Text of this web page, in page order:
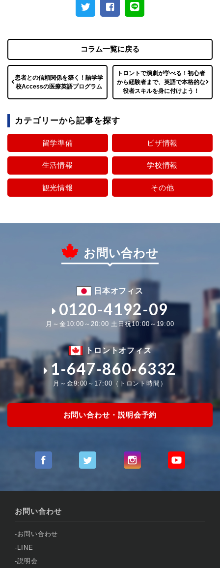
患者との信頼関係を築く！語学学
校Accessの医療英語プログラム
コラム一覧に戻る
トロントで演劇が学べる！初心者
から経験者まで、英語で本格的な
役者スキルを身に付けよう！
カテゴリーから記事を探す
留学準備 ビザ情報
生活情報 学校情報
観光情報 その他
お問い合わせ
日本オフィス
0120-4192-09
月～金10:00～20:00 土日祝10:00～19:00
トロントオフィス
1-647-860-6332
月～金9:00～17:00（トロント時間）
お問い合わせ・説明会予約
お問い合わせ
お問い合わせ
LINE
説明会